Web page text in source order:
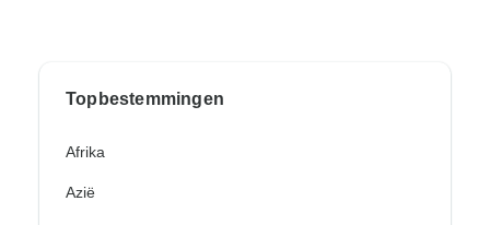
Topbestemmingen
Afrika
Azië